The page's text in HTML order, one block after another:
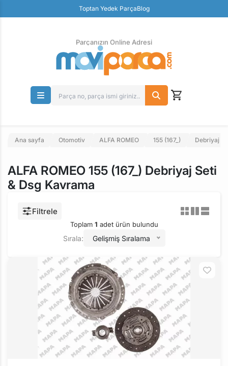
Toptan Yedek ParçaBlog
Parçanızın Online Adresi
Ana sayfa Otomotiv ALFA ROMEO 155 (167_) Debriyaj
ALFA ROMEO 155 (167_) Debriyaj Seti
& Dsg Kavrama
Filtrele
Toplam 1 adet ürün bulundu
Sırala: Gelişmiş Sıralama